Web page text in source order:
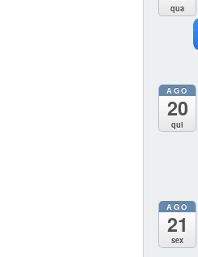
qua
AGO
20
qui
AGO
21
sex